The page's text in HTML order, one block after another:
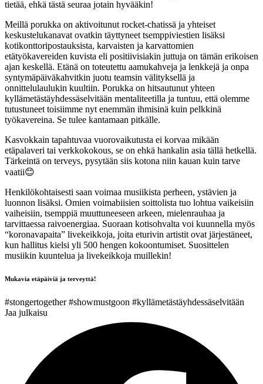
tietää, ehkä tästä seuraa jotain hyvääkin!
Meillä porukka on aktivoitunut rocket-chatissä ja yhteiset
keskustelukanavat ovatkin täyttyneet tsemppiviestien lisäksi
kotikonttoripostauksista, karvaisten ja karvattomien
etätyökavereiden kuvista eli positiivisiakin juttuja on tämän erikoisen
ajan keskellä. Etänä on toteutettu aamukahveja ja lenkkejä ja onpa
syntymäpäiväkahvitkin juotu teamsin välityksellä ja
onnittelulaulukin kuultiin. Porukka on hitsautunut yhteen
kyllämetästäyhdessäselvitään mentaliteetilla ja tuntuu, että olemme
tutustuneet toisiimme nyt enemmän ihmisinä kuin pelkkinä
työkavereina. Se tulee kantamaan pitkälle.
Kasvokkain tapahtuvaa vuorovaikutusta ei korvaa mikään
etäpalaveri tai verkkokokous, se on ehkä hankalin asia tällä hetkellä.
Tärkeintä on terveys, pysytään siis kotona niin kauan kuin tarve
vaatii😊
Henkilökohtaisesti saan voimaa musiikista perheen, ystävien ja
luonnon lisäksi. Omien voimabiisien soittolista tuo lohtua vaikeisiin
vaiheisiin, tsemppiä muuttuneeseen arkeen, mielenrauhaa ja
tarvittaessa raivoenergiaa. Suoraan kotisohvalta voi kuunnella myös
“koronavapaita” livekeikkoja, joita eturivin artistit ovat järjestäneet,
kun hallitus kielsi yli 500 hengen kokoontumiset. Suosittelen
musiikin kuuntelua ja livekeikkoja muillekin!
Mukavia etäpäiviä ja terveyttä!
#stongertogether #showmustgoon #kyllämetästäyhdessäselvitään
Jaa julkaisu